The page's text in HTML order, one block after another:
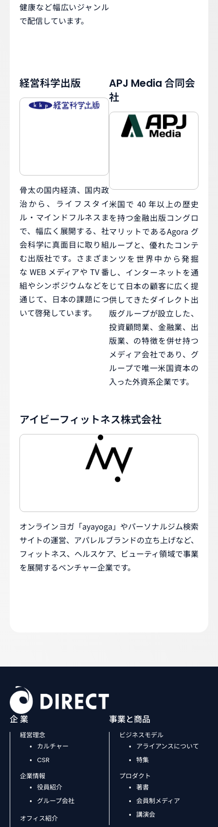
健康など幅広いジャンル
で配信しています。
経営科学出版
骨太の国内経済、国内政
治から、ライフスタイ
ル・マインドフルネスま
で、幅広く展開する、社
会科学に真面目に取り組
む出版社です。さまざま
な WEB メディアや TV 番
組やシンポジウムなどを
通じて、日本の課題につ
いて啓発しています。
APJ Media 合同会
社
米国で 40 年以上の歴史
を持つ金融出版コングロ
マリットであるAgora グ
ループと、優れたコンテ
ンツを世界中から発掘
し、インターネットを通
じて日本の顧客に広く提
供してきたダイレクト出
版グループが設立した、
投資顧問業、金融業、出
版業、の特徴を併せ持つ
メディア会社であり、グ
ループで唯一米国資本の
入った外資系企業です。
アイビーフィットネス株式会社
オンラインヨガ「ayayoga」やパーソナルジム検索
サイトの運営、アパレルブランドの立ち上げなど、
フィットネス、ヘルスケア、ビューティ領域で事業
を展開するベンチャー企業です。
企 業
経営理念
カルチャー
CSR
企業情報
役員紹介
グループ会社
オフィス紹介
事業と商品
ビジネスモデル
アライアンスについて
特集
プロダクト
著書
会員制メディア
講演会